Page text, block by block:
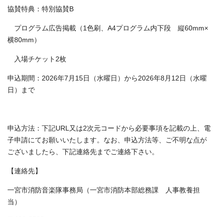
協賛特典：特別協賛B
プログラム広告掲載（1色刷、A4プログラム内下段 縦60mm×
横80mm）
入場チケット2枚
申込期間：2026年7月15日（水曜日）から2026年8月12日（水曜
日）まで
申込方法：下記URL又は2次元コードから必要事項を記載の上、電
子申請にてお願いいたします。なお、申込方法等、ご不明な点が
ございましたら、下記連絡先までご連絡下さい。
【連絡先】
一宮市消防音楽隊事務局（一宮市消防本部総務課 人事教養担
当）